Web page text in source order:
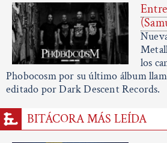
los
Phobocosm por su último álbum
editado por Dark Descent Records.
BITÁCORA MÁS LEÍDA